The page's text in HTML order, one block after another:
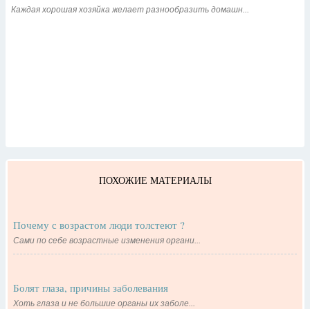
Каждая хорошая хозяйка желает разнообразить домашн...
ПОХОЖИЕ МАТЕРИАЛЫ
Почему с возрастом люди толстеют ?
Сами по себе возрастные изменения органи...
Болят глаза, причины заболевания
Хоть глаза и не большие органы их заболе...